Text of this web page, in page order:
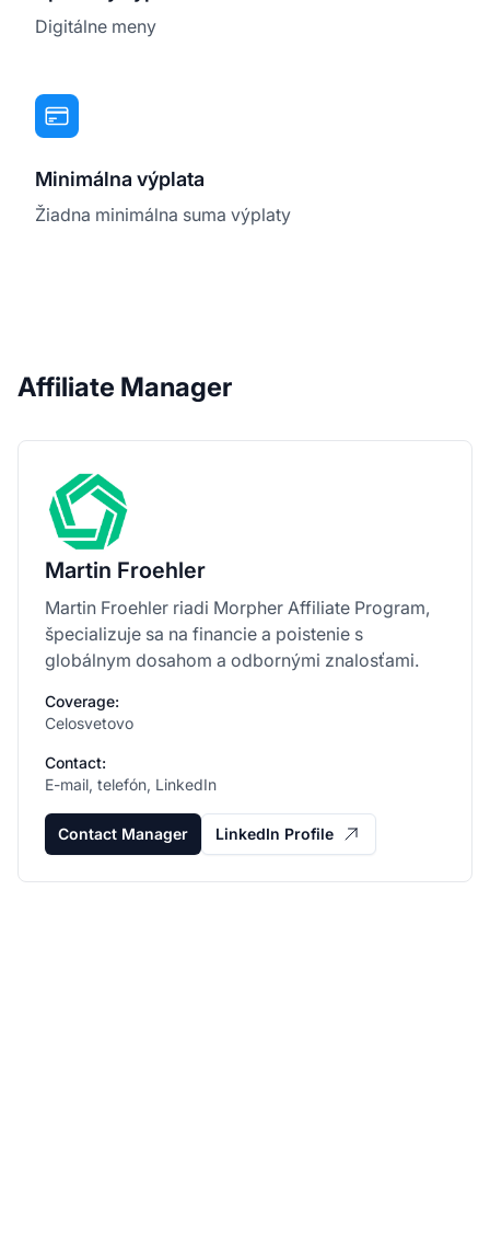
Digitálne meny
Minimálna výplata
Žiadna minimálna suma výplaty
Affiliate Manager
Martin Froehler
Martin Froehler riadi Morpher Affiliate Program,
špecializuje sa na financie a poistenie s
globálnym dosahom a odbornými znalosťami.
Coverage:
Celosvetovo
Contact:
E-mail, telefón, LinkedIn
Contact Manager LinkedIn Profile